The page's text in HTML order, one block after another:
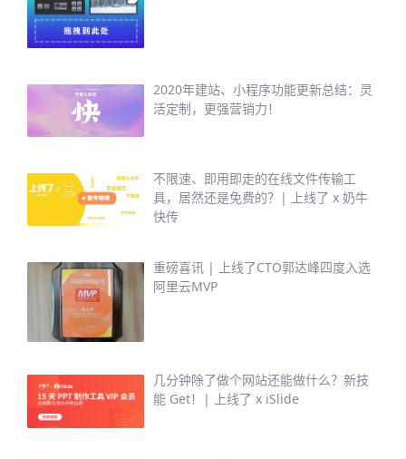
2020年建站、小程序功能更新总结：灵
活定制，更强营销力！
不限速、即用即走的在线文件传输工
具，居然还是免费的？| 上线了 x 奶牛
快传
重磅喜讯 | 上线了CTO郭达峰四度入选
阿里云MVP
几分钟除了做个网站还能做什么？新技
能 Get！| 上线了 x iSlide